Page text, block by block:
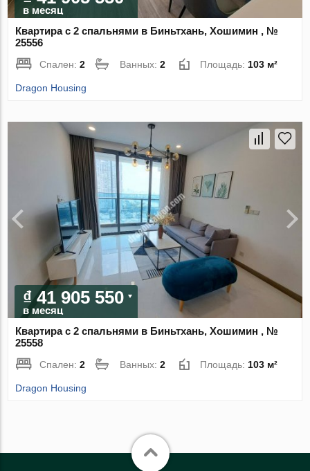
в месяц
Квартира с 2 спальнями в Биньтхань, Хошимин , №
25556
Спален:2 Ванных:2 Площадь: 103 м²
Dragon Housing
₫ 41 905 550
в месяц
Квартира с 2 спальнями в Биньтхань, Хошимин , №
25558
Спален:2 Ванных:2 Площадь: 103 м²
Dragon Housing